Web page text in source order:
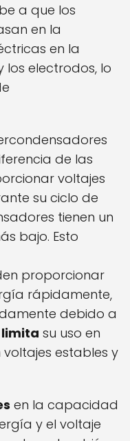
a que los
en la
en la
los electrodos, lo
de las
voltajes
su ciclo de
tienen un
bajo. Esto
proporcionar
rápidamente,
debido a
limita su uso en
estables y
en la capacidad
y el voltaje